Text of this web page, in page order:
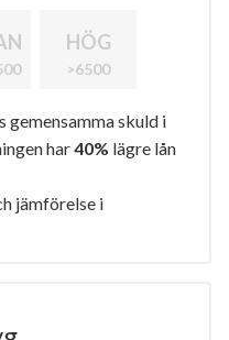
HÖG
>6500
gemensamma skuld i
har40% lägre lån
jämförelse i